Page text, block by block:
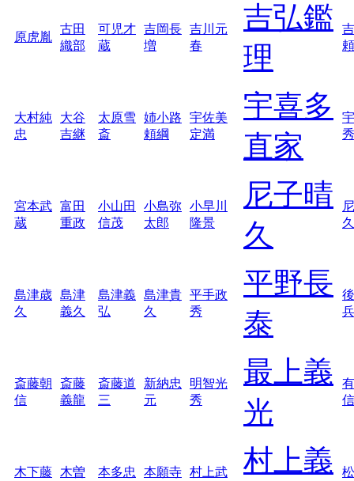
原虎胤
古田
織部
可児才
蔵
吉岡長
増
吉川元
春
吉弘鑑
理
頼
大村純
忠
大谷
吉継
太原雪
斎
姉小路
頼綱
宇佐美
定満
宇喜多
直家
宮本武
蔵
富田
重政
小山田
信茂
小島弥
太郎
小早川
隆景
尼子晴
久
久
島津歳
久
島津
義久
島津義
弘
島津貴
久
平手政
秀
平野長
泰
斎藤朝
信
斎藤
義龍
斎藤道
三
新納忠
元
明智光
秀
最上義
光
信
木下藤 木曽
本多忠
本願寺 村上武
村上義